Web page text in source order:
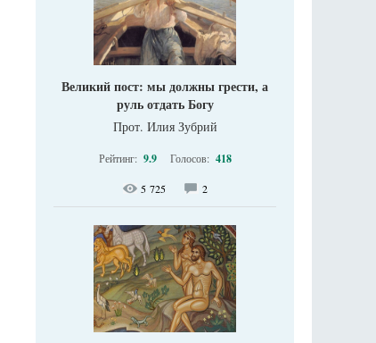
Великий пост: мы должны грести, а
руль отдать Богу
Прот. Илия Зубрий
Рейтинг: 9.9 Голосов: 418
5 725 2